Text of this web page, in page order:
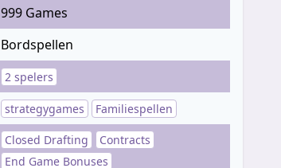
999 Games
Bordspellen
2 spelers
strategygames Familiespellen
Closed Drafting
Contracts
End Game Bonuses